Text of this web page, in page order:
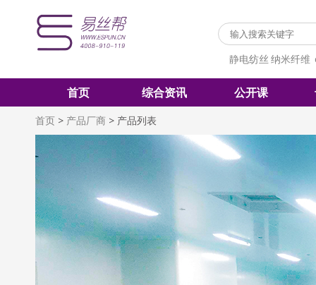
静电纺丝 纳米纤维
首页 综合资讯 公开课
首页 > 产品厂商 > 产品列表